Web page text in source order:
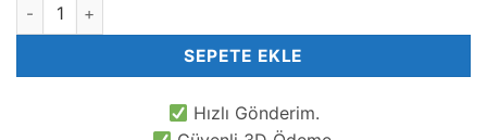
SEPETE EKLE
Hızlı Gönderim.